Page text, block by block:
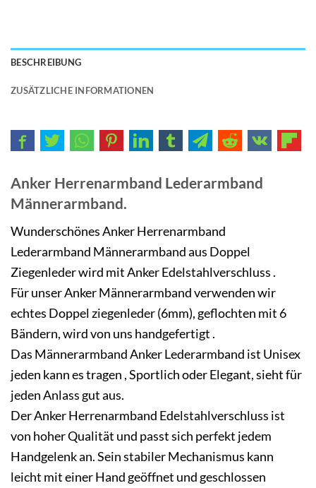
BESCHREIBUNG
ZUSÄTZLICHE INFORMATIONEN
Anker Herrenarmband Lederarmband
Männerarmband.
Wunderschönes Anker Herrenarmband
Lederarmband Männerarmband aus Doppel
Ziegenlederwird mit Anker Edelstahlverschluss .
Für unser Anker Männerarmband verwenden wir
echtes Doppel ziegenleder (6mm), geflochten mit 6
Bändern, wird von uns handgefertigt .
Das Männerarmband AnkerLederarmband ist Unisex
jeden kann es tragen , Sportlich oder Elegant, sieht für
jeden Anlass gut aus.
Der Anker Herrenarmband Edelstahlverschluss ist
von hoher Qualität und passt sich perfekt jedem
Handgelenk an. Sein stabiler Mechanismus kann
leicht mit einer Hand geöffnet und geschlossen